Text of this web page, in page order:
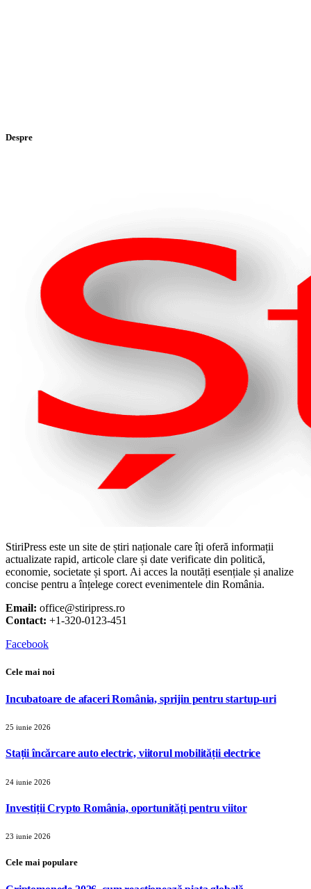
Despre
StiriPress este un site de știri naționale care îți oferă informații
actualizate rapid, articole clare și date verificate din politică,
economie, societate și sport. Ai acces la noutăți esențiale și analize
concise pentru a înțelege corect evenimentele din România.
Email: office@stiripress.ro
Contact: +1-320-0123-451
Facebook
Cele mai noi
Incubatoare de afaceri România, sprijin pentru startup-uri
25 iunie 2026
Stații încărcare auto electric, viitorul mobilității electrice
24 iunie 2026
Investiții Crypto România, oportunități pentru viitor
23 iunie 2026
Cele mai populare